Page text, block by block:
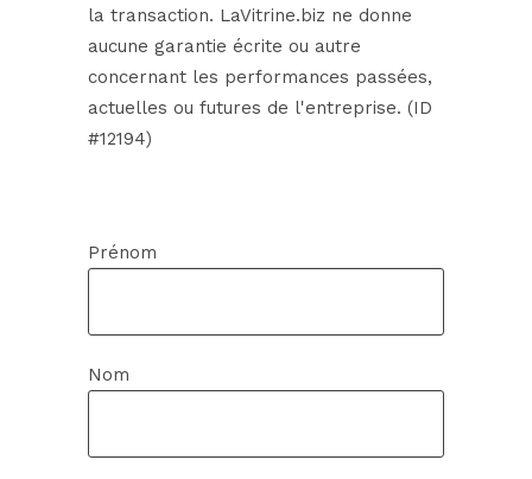
la transaction. LaVitrine.biz ne donne
aucune garantie écrite ou autre
concernant les performances passées,
actuelles ou futures de l'entreprise. (ID
#12194)
Prénom
Nom